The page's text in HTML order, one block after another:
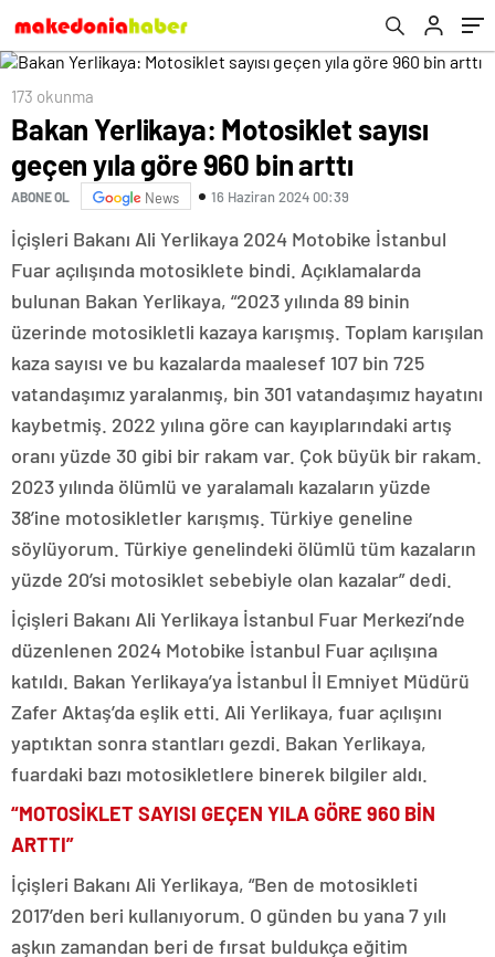
173 okunma
Bakan Yerlikaya: Motosiklet sayısı
geçen yıla göre 960 bin arttı
ABONE OL News 16 Haziran 2024 00:39
İçişleri Bakanı Ali Yerlikaya 2024 Motobike İstanbul
Fuar açılışında motosiklete bindi. Açıklamalarda
bulunan Bakan Yerlikaya, “2023 yılında 89 binin
üzerinde motosikletli kazaya karışmış. Toplam karışılan
kaza sayısı ve bu kazalarda maalesef 107 bin 725
vatandaşımız yaralanmış, bin 301 vatandaşımız hayatını
kaybetmiş. 2022 yılına göre can kayıplarındaki artış
oranı yüzde 30 gibi bir rakam var. Çok büyük bir rakam.
2023 yılında ölümlü ve yaralamalı kazaların yüzde
38’ine motosikletler karışmış. Türkiye geneline
söylüyorum. Türkiye genelindeki ölümlü tüm kazaların
yüzde 20’si motosiklet sebebiyle olan kazalar” dedi.
İçişleri Bakanı Ali Yerlikaya İstanbul Fuar Merkezi’nde
düzenlenen 2024 Motobike İstanbul Fuar açılışına
katıldı. Bakan Yerlikaya’ya İstanbul İl Emniyet Müdürü
Zafer Aktaş’da eşlik etti. Ali Yerlikaya, fuar açılışını
yaptıktan sonra stantları gezdi. Bakan Yerlikaya,
fuardaki bazı motosikletlere binerek bilgiler aldı.
“MOTOSİKLET SAYISI GEÇEN YILA GÖRE 960 BİN
ARTTI”
İçişleri Bakanı Ali Yerlikaya, “Ben de motosikleti
2017’den beri kullanıyorum. O günden bu yana 7 yılı
aşkın zamandan beri de fırsat buldukça eğitim